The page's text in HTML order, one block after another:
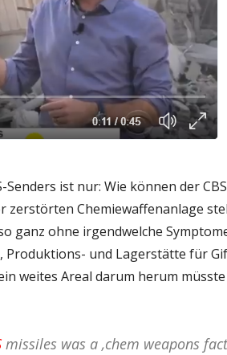
ist nur: Wie können der
Chemiewaffenanlage
ganz ohne irgendwelche
Produktions- und Lagerstätte für
weites Areal darum herum
missiles was a ‚chem weapons